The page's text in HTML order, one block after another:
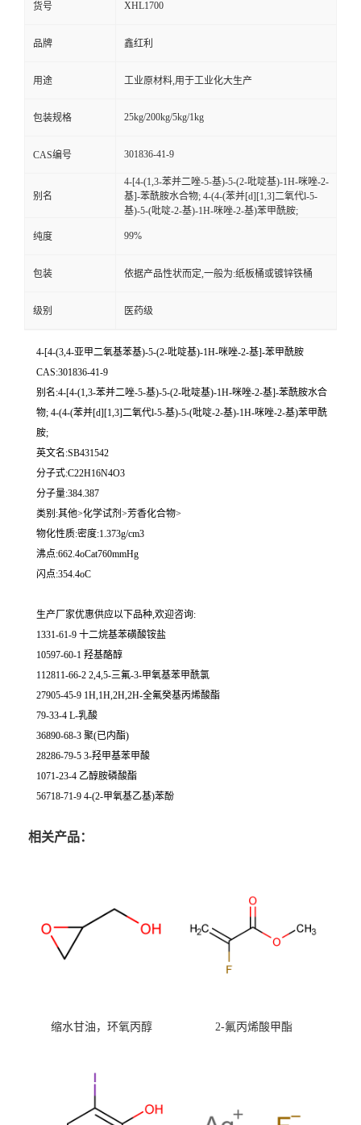
货号 XHL1700
品牌 鑫红利
用途 工业原材料,用于工业化大生产
包装规格 25kg/200kg/5kg/1kg
CAS编号 301836-41-9
别名
4-[4-(1,3-苯并二唑-5-基)-5-(2-吡啶基)-1H-咪唑-2-
基]-苯酰胺水合物; 4-(4-(苯并[d][1,3]二氧代l-5-
基)-5-(吡啶-2-基)-1H-咪唑-2-基)苯甲酰胺;
纯度 99%
包装 依据产品性状而定,一般为:纸板桶或镀锌铁桶
级别 医药级
4-[4-(3,4-亚甲二氧基苯基)-5-(2-吡啶基)-1H-咪唑-2-基]-苯甲酰胺
CAS:301836-41-9
别名:4-[4-(1,3-苯并二唑-5-基)-5-(2-吡啶基)-1H-咪唑-2-基]-苯酰胺水合
物; 4-(4-(苯并[d][1,3]二氧代l-5-基)-5-(吡啶-2-基)-1H-咪唑-2-基)苯甲酰
胺;
英文名:SB431542
分子式:C22H16N4O3
分子量:384.387
类别:其他>化学试剂>芳香化合物>
物化性质:密度:1.373g/cm3
沸点:662.4oCat760mmHg
闪点:354.4oC
生产厂家优惠供应以下品种,欢迎咨询:
1331-61-9 十二烷基苯磺酸铵盐
10597-60-1 羟基酪醇
112811-66-2 2,4,5-三氟-3-甲氧基苯甲酰氯
27905-45-9 1H,1H,2H,2H-全氟癸基丙烯酸酯
79-33-4 L-乳酸
36890-68-3 聚(已内酯)
28286-79-5 3-羟甲基苯甲酸
1071-23-4 乙醇胺磷酸酯
56718-71-9 4-(2-甲氧基乙基)苯酚
相关产品：
缩水甘油，环氧丙醇 2-氟丙烯酸甲酯